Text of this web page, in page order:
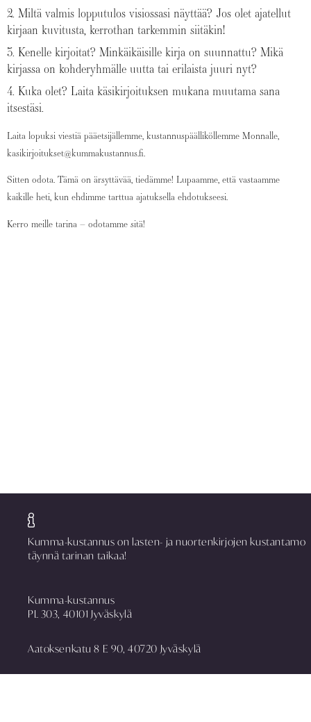
2. Miltä valmis lopputulos visiossasi näyttää? Jos olet ajatellut
kirjaan kuvitusta, kerrothan tarkemmin siitäkin!
3. Kenelle kirjoitat? Minkäikäisille kirja on suunnattu? Mikä
kirjassa on kohderyhmälle uutta tai erilaista juuri nyt?
4. Kuka olet? Laita käsikirjoituksen mukana muutama sana
itsestäsi.
Laita lopuksi viestiä pääetsijällemme, kustannuspäälliköllemme Monnalle,
kasikirjoitukset@kummakustannus.fi.
Sitten odota. Tämä on ärsyttävää, tiedämme! Lupaamme, että vastaamme
kaikille heti, kun ehdimme tarttua ajatuksella ehdotukseesi.
Kerro meille tarina – odotamme sitä!
Kumma-kustannus on lasten- ja nuortenkirjojen kustantamo
täynnä tarinan taikaa!
Kumma-kustannus
PL 303, 40101 Jyväskylä
Aatoksenkatu 8 E 90, 40720 Jyväskylä